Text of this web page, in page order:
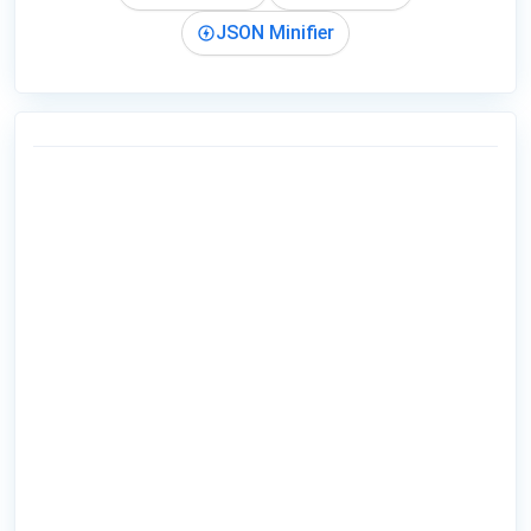
JSON Minifier